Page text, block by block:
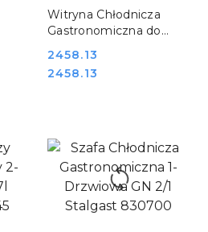
Witryna Chłodnicza
Gastronomiczna do
LED Stalgast 852120
Cena:
2458.13
Cena:
2458.13
DO KOSZYKA